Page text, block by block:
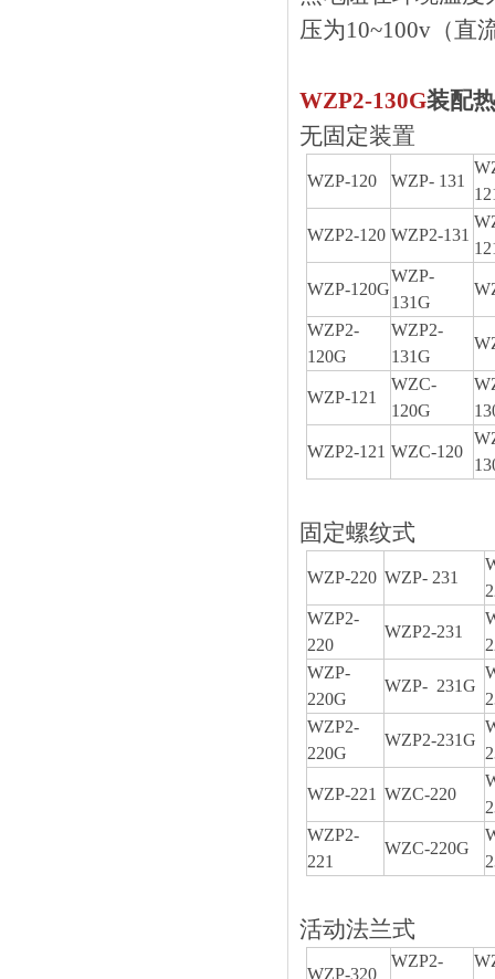
压为10~100v（直
WZP2-130G装配
无固定装置
WZP-120 WZP- 131
WZP2-120 WZP2-131
WZP-120G
WZP-
131G
WZP2-
120G
WZP2-
131G
WZP-121
WZC-
120G
WZP2-121 WZC-120
固定螺纹式
WZP-220 WZP- 231
WZP2-
220
WZP2-231
WZP-
220G
WZP- 231G
WZP2-
220G
WZP2-231G
WZP-221 WZC-220
WZP2-
221
WZC-220G
活动法兰式
WZP-320
WZP2-